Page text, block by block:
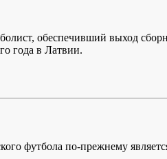
обеспечивший выход
года в Латвии.
футбола по-прежнему